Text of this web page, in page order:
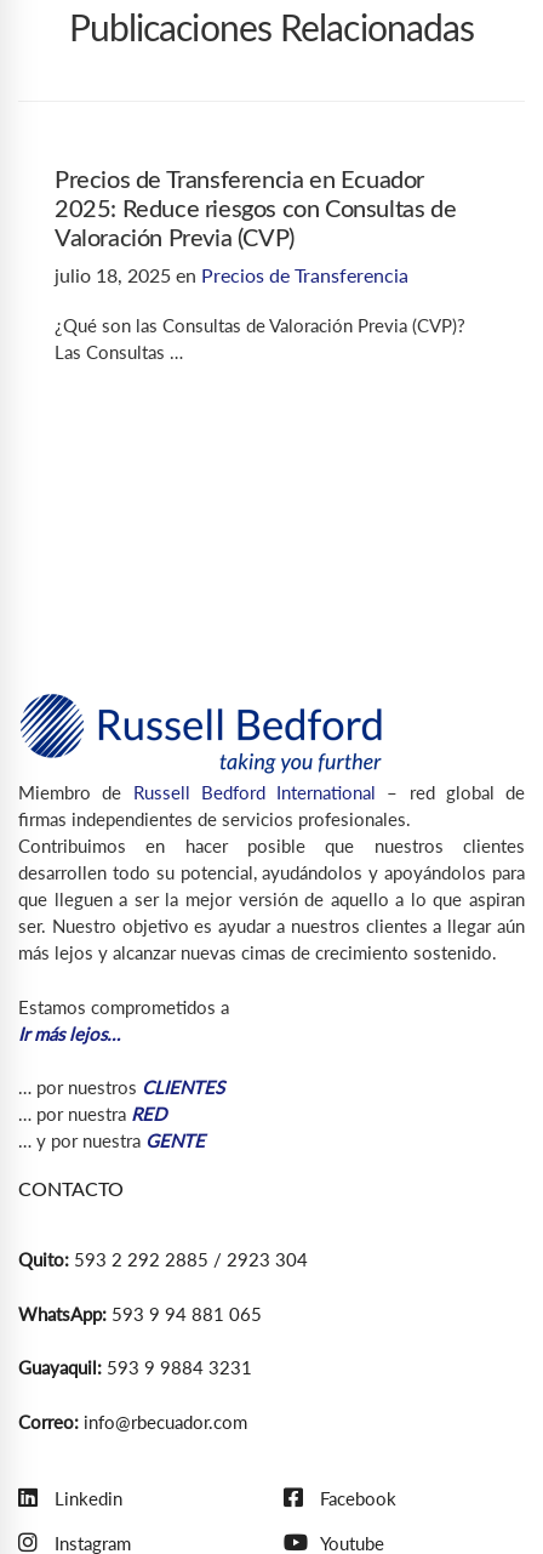
Publicaciones Relacionadas
Precios de Transferencia en Ecuador
2025: Reduce riesgos con Consultas de
Valoración Previa (CVP)
julio 18, 2025 en Precios de Transferencia
¿Qué son las Consultas de Valoración Previa (CVP)?
Las Consultas …
Miembro de Russell Bedford International – red global de
firmas independientes de servicios profesionales.
Contribuimos en hacer posible que nuestros clientes
desarrollen todo su potencial, ayudándolos y apoyándolos para
que lleguen a ser la mejor versión de aquello a lo que aspiran
ser. Nuestro objetivo es ayudar a nuestros clientes a llegar aún
más lejos y alcanzar nuevas cimas de crecimiento sostenido.
Estamos comprometidos a
Ir más lejos…
… por nuestros CLIENTES
… por nuestra RED
… y por nuestra GENTE
CONTACTO
Quito: 593 2 292 2885 / 2923 304
WhatsApp: 593 9 94 881 065
Guayaquil: 593 9 9884 3231
Correo: info@rbecuador.com
Linkedin Facebook
Instagram Youtube